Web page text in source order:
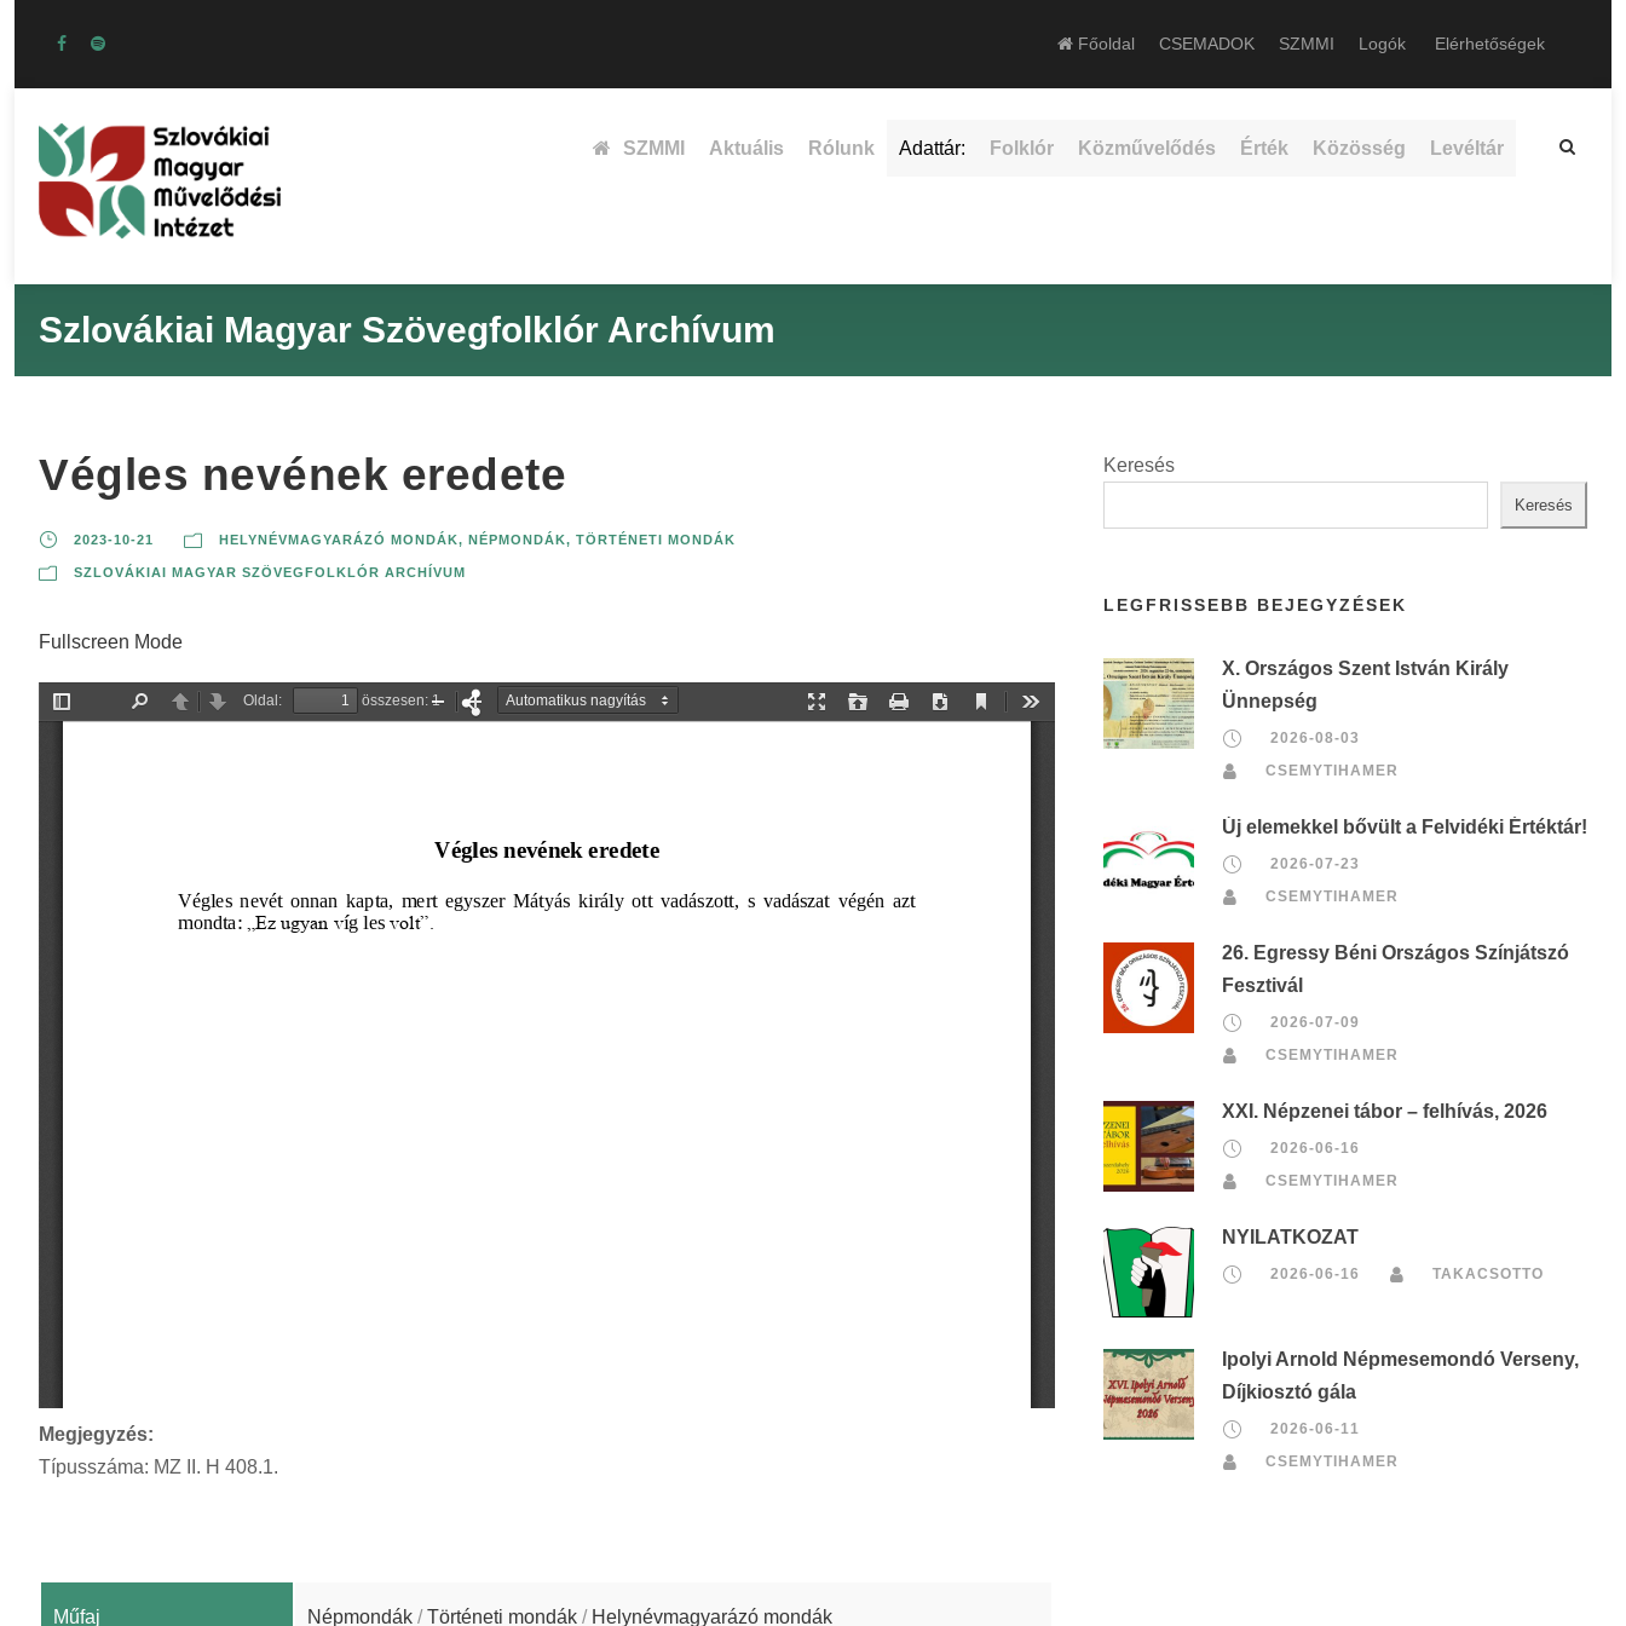
Főoldal CSEMADOK SZMMI Logók Elérhetőségek
SZMMI Aktuális Rólunk Adattár: Folklór Közművelődés Érték Közösség Levéltár
Szlovákiai Magyar Szövegfolklór Archívum
Végles nevének eredete
2023-10-21 HELYNÉVMAGYARÁZÓ MONDÁK, NÉPMONDÁK, TÖRTÉNETI MONDÁK
SZLOVÁKIAI MAGYAR SZÖVEGFOLKLÓR ARCHÍVUM
Fullscreen Mode
Megjegyzés:
Típusszáma: MZ II. H 408.1.
Műfaj Népmondák /Történeti mondák / Helynévmagyarázó mondák
Keresés
Keresés
LEGFRISSEBB BEJEGYZÉSEK
X. Országos Szent István Király
Ünnepség
2026-08-03
CSEMYTIHAMER
Új elemekkel bővült a Felvidéki Értéktár!
2026-07-23
CSEMYTIHAMER
26. Egressy Béni Országos Színjátszó
Fesztivál
2026-07-09
CSEMYTIHAMER
XXI. Népzenei tábor – felhívás, 2026
2026-06-16
CSEMYTIHAMER
NYILATKOZAT
2026-06-16 TAKACSOTTO
Ipolyi Arnold Népmesemondó Verseny,
Díjkiosztó gála
2026-06-11
CSEMYTIHAMER